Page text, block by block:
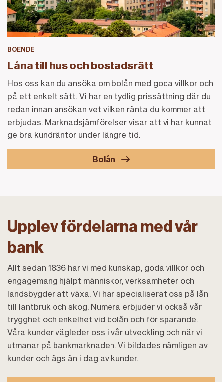
BOENDE
Låna till hus och bostadsrätt
Hos oss kan du ansöka om bolån med goda villkor och
på ett enkelt sätt. Vi har en tydlig prissättning där du
redan innan ansökan vet vilken ränta du kommer att
erbjudas. Marknadsjämförelser visar att vi har kunnat
ge bra kundräntor under längre tid.
Bolån
Upplev fördelarna med vår
bank
Allt sedan 1836 har vi med kunskap, goda villkor och
engagemang hjälpt människor, verksamheter och
landsbygder att växa. Vi har specialiserat oss på lån
till lantbruk och skog. Numera erbjuder vi också vår
trygghet och enkelhet vid bolån och för sparande.
Våra kunder vägleder oss i vår utveckling och när vi
utmanar på bankmarknaden. Vi bildades nämligen av
kunder och ägs än i dag av kunder.